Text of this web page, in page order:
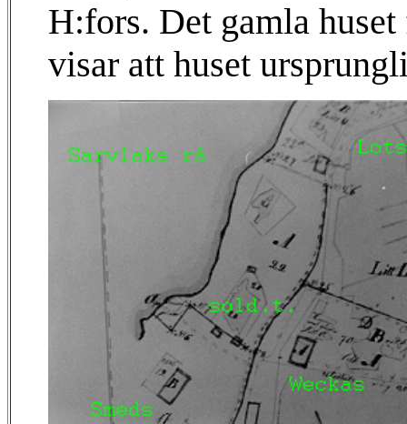
H:fors. Det gamla
visar att huset